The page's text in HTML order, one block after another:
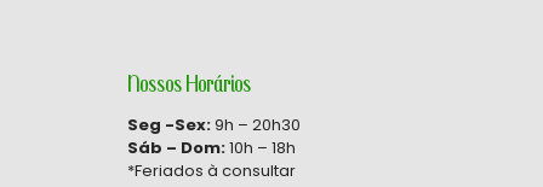
Nossos Horários
Seg -Sex:9h – 20h30
Sáb – Dom:10h – 18h
*Feriados à consultar